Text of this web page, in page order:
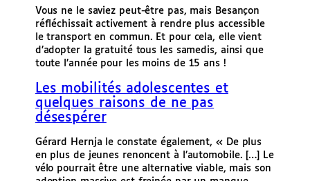
Vous ne le saviez peut-être pas, mais Besançon
réfléchissait activement à rendre plus accessible
le transport en commun. Et pour cela, elle vient
d’adopter la gratuité tous les samedis, ainsi que
toute l’année pour les moins de 15 ans !
Les mobilités adolescentes et
quelques raisons de ne pas
désespérer
Gérard Hernja le constate également, « De plus
en plus de jeunes renoncent à l’automobile. […] Le
vélo pourrait être une alternative viable, mais son